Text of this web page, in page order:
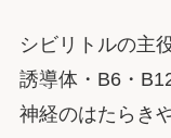
シビリトルの主
誘導体・B6・
神経のはたらき